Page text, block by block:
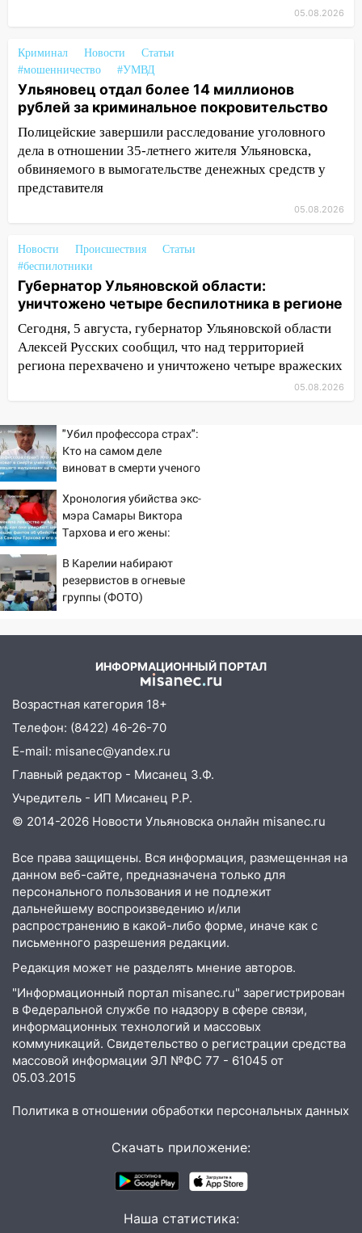
покровительство
15:32 На «кольце» кроссовер сбил 18-
летнего мопедиста
15:00 В Ульяновске после тройного ДТП
госпитализировали 25-летнего байкера
14:32 На Ульяновскую область
надвигается жара
подробности серьезной аварии на
Фруктовой
13:30 В Димитровграде на улице
Трудовой горело здание
13:00 Водитель без прав врезался в
припаркованный автомобиль
12:18
Вспыхнул изнутри: в
Железнодорожном районе горела дача
11:33
попал мужчина
11:17
В Радищевском районе сгорели
хозяйственные постройки
11:00 В Канадее горел жилой дом
10:18
Губернатор Ульяновской области:
В Ульяновске дотла сгорел
легковой автомобиль
09:39
В Ульяновске будут судить десять
наркодилеров, снабжавших две области
09:25 Вынесли приговор дебоширам,
избившим мужчину в трамвае
08:27 Ульяновская полиция получила
один из шести уникальных автомобилей
в России
07:02 Жара отступит: какой будет
погода в Ульяновске днем 5 августа
06:10 Двое мигрантов изнасиловали 13-
летнюю девочку в центре Ульяновска
06:00
Мертвеца выкопали, посадили в
мешок и попытались утопить в Волге
05:30 Астрологи назвали самый
опасный день августа: что ждет каждый
знак 5 августа
23:27
Прокуратура проверяет
Прокуратура проверяет
спортивные объекты в Старой Майне
кровь: День донора пройдёт 6 августа
05.08.2026
Криминал Новости
Статьи
#мошенничество
#УМВД
Ульяновец отдал более 14 миллионов
рублей за криминальное покровительство
Полицейские завершили расследование уголовного
дела в отношении 35-летнего жителя Ульяновска,
обвиняемого в вымогательстве денежных средств у
представителя
05.08.2026
Новости Происшествия
Статьи
#беспилотники
Губернатор Ульяновской области:
уничтожено четыре беспилотника в регионе
Сегодня, 5 августа, губернатор Ульяновской области
Алексей Русских сообщил, что над территорией
региона перехвачено и уничтожено четыре вражеских
05.08.2026
"Убил профессора страх":
Кто на самом деле
виноват в смерти ученого
мальчишек на поле с
горохом
Хронология убийства экс-
мэра Самары Виктора
Тархова и его жены:
фактов, новые
подробности
В Карелии набирают
резервистов в огневые
группы (ФОТО)
ИНФОРМАЦИОННЫЙ ПОРТАЛ
Возрастная категория 18+
Телефон: (8422) 46-26-70
E-mail: misanec@yandex.ru
Главный редактор - Мисанец З.Ф.
Учредитель - ИП Мисанец Р.Р.
© 2014-2026 Новости Ульяновска онлайн misanec.ru
Все права защищены. Вся информация, размещенная на
данном веб-сайте, предназначена только для
персонального пользования и не подлежит
дальнейшему воспроизведению и/или
распространению в какой-либо форме, иначе как с
письменного разрешения редакции.
Редакция может не разделять мнение авторов.
"Информационный портал misanec.ru" зарегистрирован
в Федеральной службе по надзору в сфере связи,
информационных технологий и массовых
коммуникаций. Свидетельство о регистрации средства
массовой информации ЭЛ №ФС 77 - 61045 от
05.03.2015
Политика в отношении обработки персональных данных
Скачать приложение:
Наша статистика: